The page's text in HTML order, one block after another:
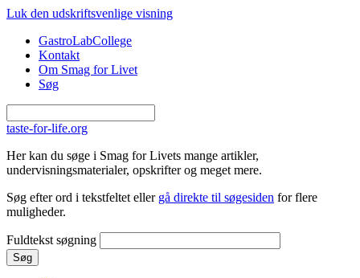
Gå til hovedindhold
Luk den udskriftsvenlige visning
GastroLabCollege
Kontakt
Om Smag for Livet
Søg
taste-for-life.org
Her kan du søge i Smag for Livets mange artikler,
undervisningsmaterialer, opskrifter og meget mere.
Søg efter ord i tekstfeltet eller gå direkte til søgesiden for flere
muligheder.
Fuldtekst søgning